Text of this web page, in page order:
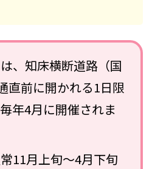
、知床横断道路（国
直前に開かれる1日限
年4月に開催されま
11月上旬〜4月下旬